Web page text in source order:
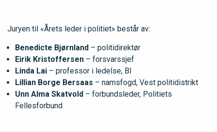
Juryen til «Årets leder i politiet» består av:
Benedicte Bjørnland – politidirektør
Eirik Kristoffersen – forsvarssjef
Linda Lai – professor i ledelse, BI
Lillian Borge Bersaas – namsfogd, Vest politidistrikt
Unn Alma Skatvold – forbundsleder, Politiets
Fellesforbund